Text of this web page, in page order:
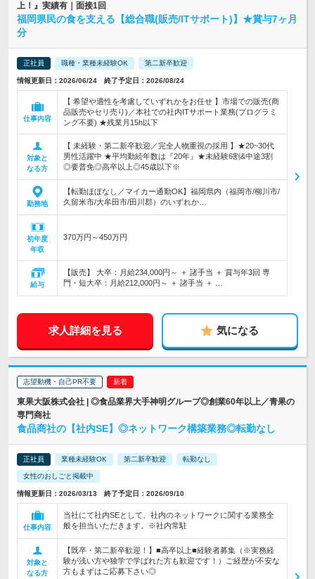
上！』実績有｜面接1回
福岡県民の食を支える【総合職(販売/ITサポート)】★賞与7ヶ月
分
正社員 職種・業種未経験OK 第二新卒歓迎
情報更新日：2026/06/24 終了予定日：2026/08/24
仕事内容
【 希望や適性を考慮していずれかをお任せ 】市場での販売(商
品販売やセリ売り)／本社での社内ITサポート業務(プログラミ
ング不要) ★残業月15h以下
対象と
なる方
【 未経験・第二新卒歓迎／完全人物重視の採用 】★20~30代
男性活躍中 ★平均勤続年数は『20年』★未経験6割&中途3割
◎要普免◎高卒以上◎45歳以下※
勤務地
【転勤ほぼなし／マイカー通勤OK】福岡県内（福岡市/柳川市/
久留米市/大牟田市/田川郡）のいずれか…
初年度
年収
370万円～450万円
給与
【販売】 大卒：月給234,000円～ ＋ 諸手当 ＋ 賞与年3回 専
門・短大卒：月給212,000円～ ＋ 諸手当 ＋ …
求人詳細を見る 気になる
志望動機・自己PR不要
東果大阪株式会社 | ◎食品業界大手神明グループ◎創業60年以上／青果の
専門商社
食品商社の【社内SE】◎ネットワーク構築業務◎転勤なし
正社員 業種未経験OK 第二新卒歓迎 転勤なし
女性のおしごと掲載中
情報更新日：2026/03/13 終了予定日：2026/09/10
仕事内容
当社にて社内SEとして、社内のネットワークに関する業務全
般を担当いただきます。※社内常駐
対象と
なる方
【既卒・第二新卒歓迎！】■高卒以上■経験者募集（※実務経
験が浅い方や独学で学ばれた方も歓迎です！）ご経歴が不安な
方もまずはご応募下さい◎